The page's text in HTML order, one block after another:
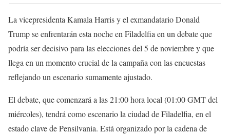
La vicepresidenta Kamala Harris y el exmandatario Donald
Trump se enfrentarán esta noche en Filadelfia en un debate que
podría ser decisivo para las elecciones del 5 de noviembre y que
llega en un momento crucial de la campaña con las encuestas
reflejando un escenario sumamente ajustado.
El debate, que comenzará a las 21:00 hora local (01:00 GMT del
miércoles), tendrá como escenario la ciudad de Filadelfia, en el
estado clave de Pensilvania. Está organizado por la cadena de